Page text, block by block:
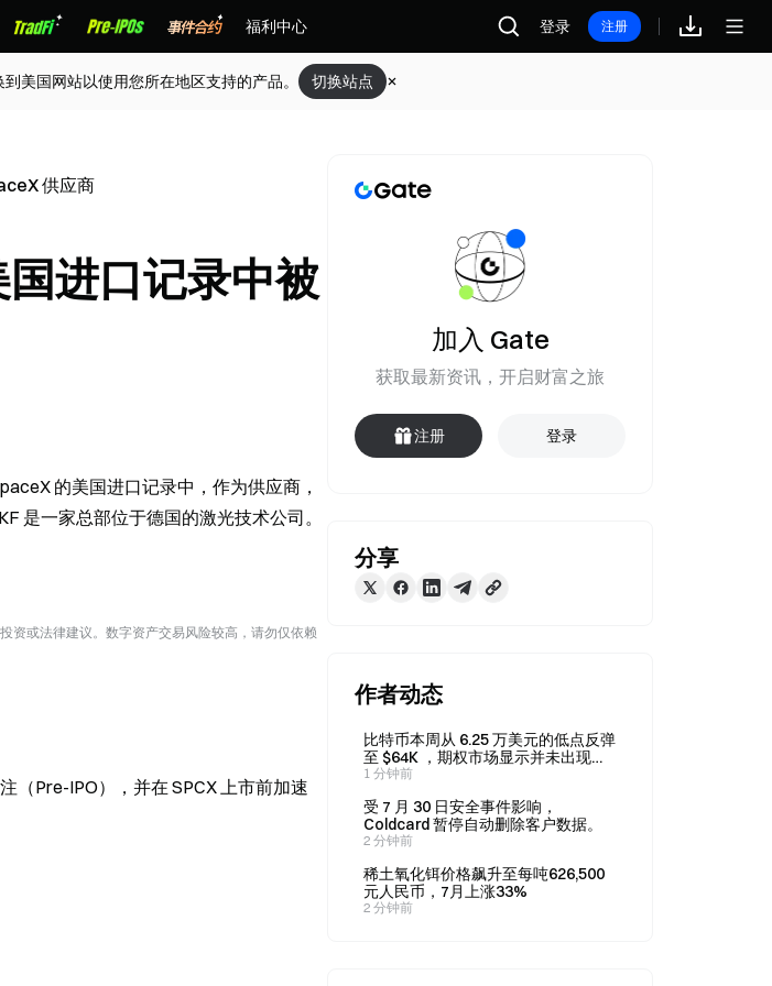
福利中心 登录 注册
美国网站以使用您所在地区支持的产品。 切换站点
供应商
进口记录中被
的美国进口记录中，作为供应商，
是一家总部位于德国的激光技术公司。
资或法律建议。数字资产交易风险较高，请勿仅依赖
（Pre-IPO），并在 SPCX 上市前加速
加入 Gate
获取最新资讯，开启财富之旅
注册 登录
分享
作者动态
比特币本周从 6.25 万美元的低点反弹
至 $64K ，期权市场显示并未出现恐
慌情绪。
1 分钟前
受 7 月 30 日安全事件影响，
Coldcard 暂停自动删除客户数据。
2 分钟前
稀土氧化铒价格飙升至每吨626,500
元人民币，7月上涨33%
2 分钟前